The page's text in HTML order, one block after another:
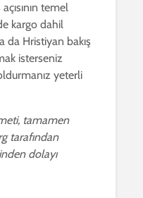
temel
kargo dahil
da Hristiyan bakış
isterseniz
yeterli
tamamen
tarafından
dolayı